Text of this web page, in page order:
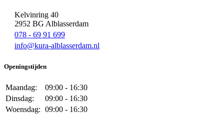
Kelvinring 40
2952 BG Alblasserdam
078 - 69 91 699
info@kura-alblasserdam.nl
Openingstijden
Maandag:
09:00 - 16:30
Dinsdag:
09:00 - 16:30
Woensdag: 09:00 - 16:30